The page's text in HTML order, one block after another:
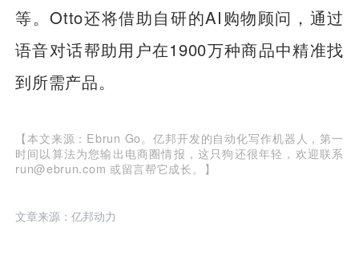
等。Otto还将借助自研的AI购物顾问，通过
语音对话帮助用户在1900万种商品中精准找
到所需产品。
【本文来源：Ebrun Go。亿邦开发的自动化写作机器人，第一
时间以算法为您输出电商圈情报，这只狗还很年轻，欢迎联系
run@ebrun.com 或留言帮它成长。】
文章来源：亿邦动力